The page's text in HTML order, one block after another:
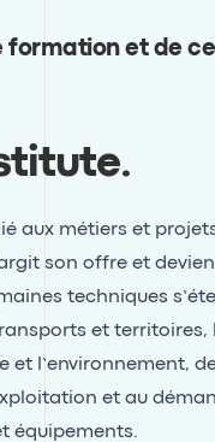
formation et de
.
aux métiers et
son offre et
techniques
et territoires,
et l’environnement,
et au
équipements.